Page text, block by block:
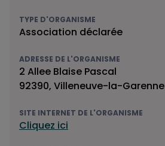
TYPE D'ORGANISME
Association déclarée
ADRESSE DE L'ORGANISME
2 Allee Blaise Pascal
92390, Villeneuve-la-Garenne
SITE INTERNET DE L'ORGANISME
Cliquez ici